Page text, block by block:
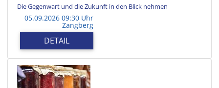
Die Gegenwart und die Zukunft in den Blick nehmen
05.09.2026 09:30 Uhr
Zangberg
DETAIL